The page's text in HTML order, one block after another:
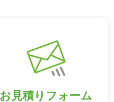
お見積りフォーム